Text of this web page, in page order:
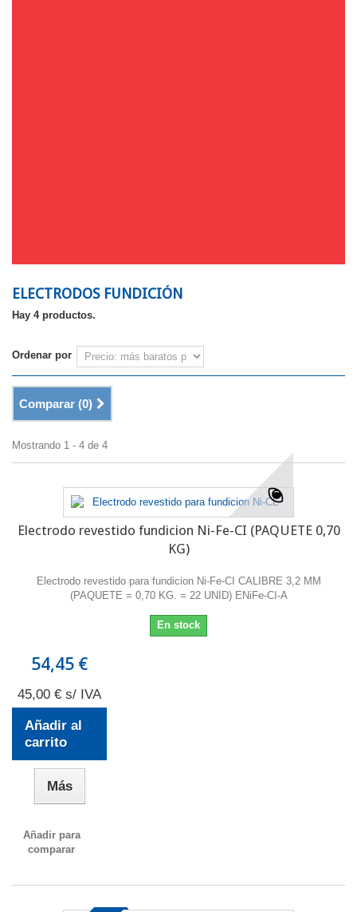
ELECTRODOS FUNDICIÓN
Hay 4 productos.
Ordenar por
Comparar (0)
Mostrando 1 - 4 de 4
Electrodo revestido fundicion Ni-Fe-CI (PAQUETE 0,70
KG)
Electrodo revestido para fundicion Ni-Fe-CI CALIBRE 3,2 MM
(PAQUETE = 0,70 KG. = 22 UNID) ENiFe-CI-A
En stock
54,45 €
45,00 € s/ IVA
Añadir al
carrito
Más
Añadir para
comparar